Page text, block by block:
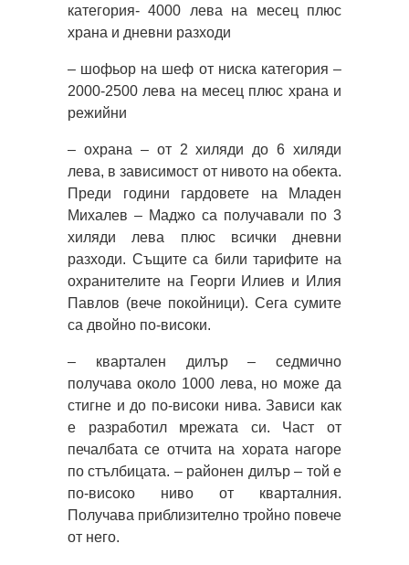
категория- 4000 лева на месец плюс
храна и дневни разходи
– шофьор на шеф от ниска категория –
2000-2500 лева на месец плюс храна и
режийни
– охрана – от 2 хиляди до 6 хиляди
лева, в зависимост от нивото на обекта.
Преди години гардовете на Младен
Михалев – Маджо са получавали по 3
хиляди лева плюс всички дневни
разходи. Същите са били тарифите на
охранителите на Георги Илиев и Илия
Павлов (вече покойници). Сега сумите
са двойно по-високи.
– квартален дилър – седмично
получава около 1000 лева, но може да
стигне и до по-високи нива. Зависи как
е разработил мрежата си. Част от
печалбата се отчита на хората нагоре
по стълбицата. – районен дилър – той е
по-високо ниво от кварталния.
Получава приблизително тройно повече
от него.